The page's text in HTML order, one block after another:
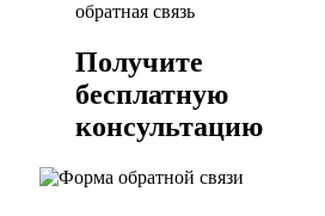
обратная связь
Получите
бесплатную
консультацию